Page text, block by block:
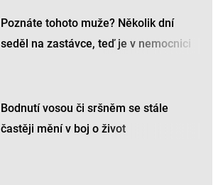
Poznáte tohoto muže? Několik dní
seděl na zastávce, teď je v nemocnici
Bodnutí vosou či sršněm se stále
častěji mění v boj o život